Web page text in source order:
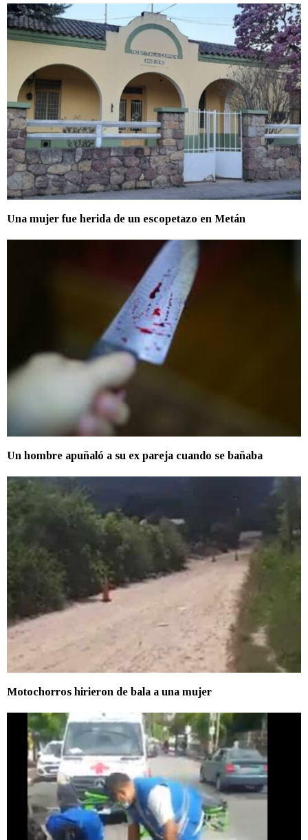
Una mujer fue herida de un escopetazo en Metán
Un hombre apuñaló a su ex pareja cuando se bañaba
Motochorros hirieron de bala a una mujer